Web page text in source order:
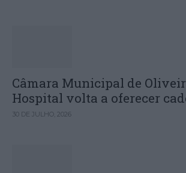
Câmara Municipal de
Hospital volta a oferecer
30 DE JULHO, 2026